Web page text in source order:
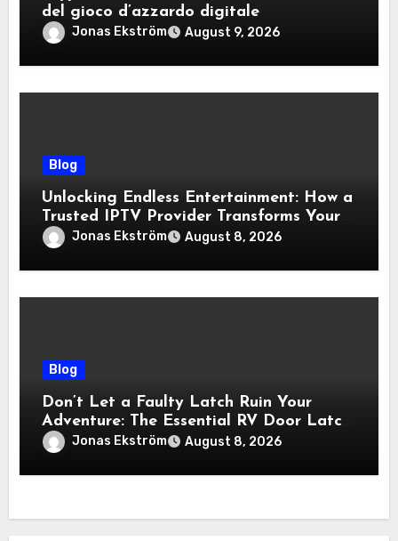
del gioco d’azzardo digitale
Jonas Ekström August 9, 2026
Blog
Unlocking Endless Entertainment: How a
Trusted IPTV Provider Transforms Your
Viewing Experience
Jonas Ekström August 8, 2026
Blog
Don’t Let a Faulty Latch Ruin Your
Adventure: The Essential RV Door Latch
GuideJonas Ekström August 8, 2026